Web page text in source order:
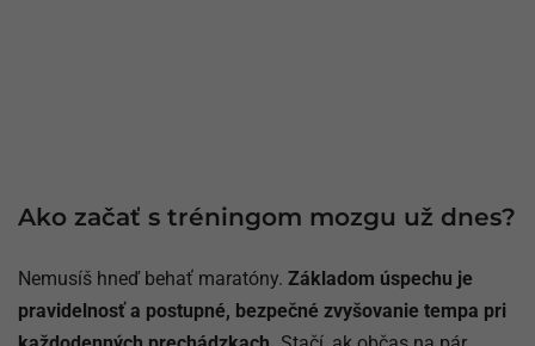
Ako začať s tréningom mozgu už dnes?
Nemusíš hneď behať maratóny. Základom úspechu je
pravidelnosť a postupné, bezpečné zvyšovanie tempa pri